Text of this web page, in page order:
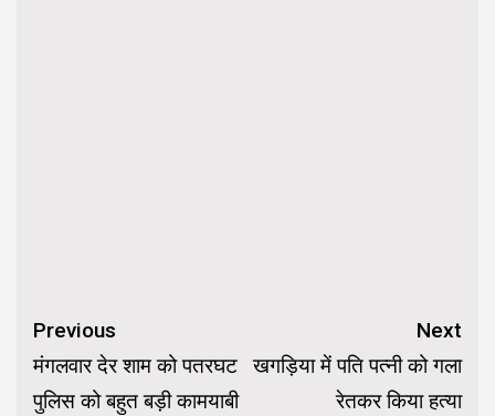
Continue
Reading
Previous
मंगलवार देर शाम को पतरघट
पुलिस को बहुत बड़ी कामयाबी
Next
खगड़िया में पति पत्नी को गला
रेतकर किया हत्या